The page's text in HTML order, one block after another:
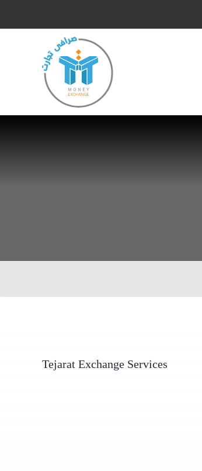
Tejarat Exchange Services